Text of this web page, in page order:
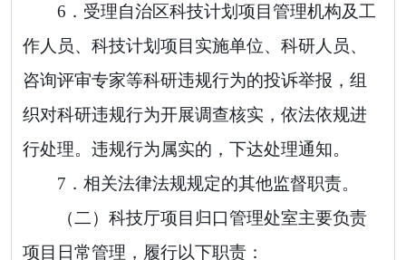
6． 受理自治区科技计划项目管理机构及工
作人员、科技计划项目实施单位、科研人员、
咨询评审专家等科研违规行为的投诉举报， 组
织对科研违规行为开展调查核实 ，依法依规进
行处理。 违规行为属实的，下达处理通知。
7． 相关法律法规规定的其他监督职责。
（二）科技厅项目归口管理处室主要负责
项目日常管理 ，履行以下职责：